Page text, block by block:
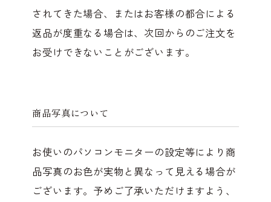
されてきた場合、またはお客様の都合による
返品が度重なる場合は、次回からのご注文を
お受けできないことがございます。
商品写真について
お使いのパソコンモニターの設定等により商
品写真のお色が実物と異なって見える場合が
ございます。予めご了承いただけますよう、